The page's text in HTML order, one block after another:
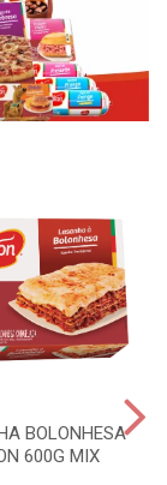
BOLONHESA
600G MIX